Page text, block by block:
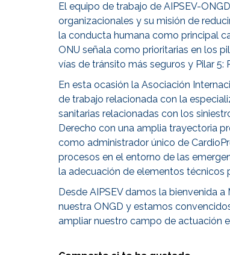
El equipo de trabajo de AIPSEV-
organizacionales y su misión de
la conducta humana como principal
ONU señala como prioritarias en los
vías de tránsito más seguros y Pilar 5:
En esta ocasión la Asociación
de trabajo relacionada con la
sanitarias relacionadas con los
Derecho con una amplia trayectoria
como administrador único de
procesos en el entorno de las
la adecuación de elementos técnicos
Desde AIPSEV damos la bienvenida
nuestra ONGD y estamos
ampliar nuestro campo de actuación